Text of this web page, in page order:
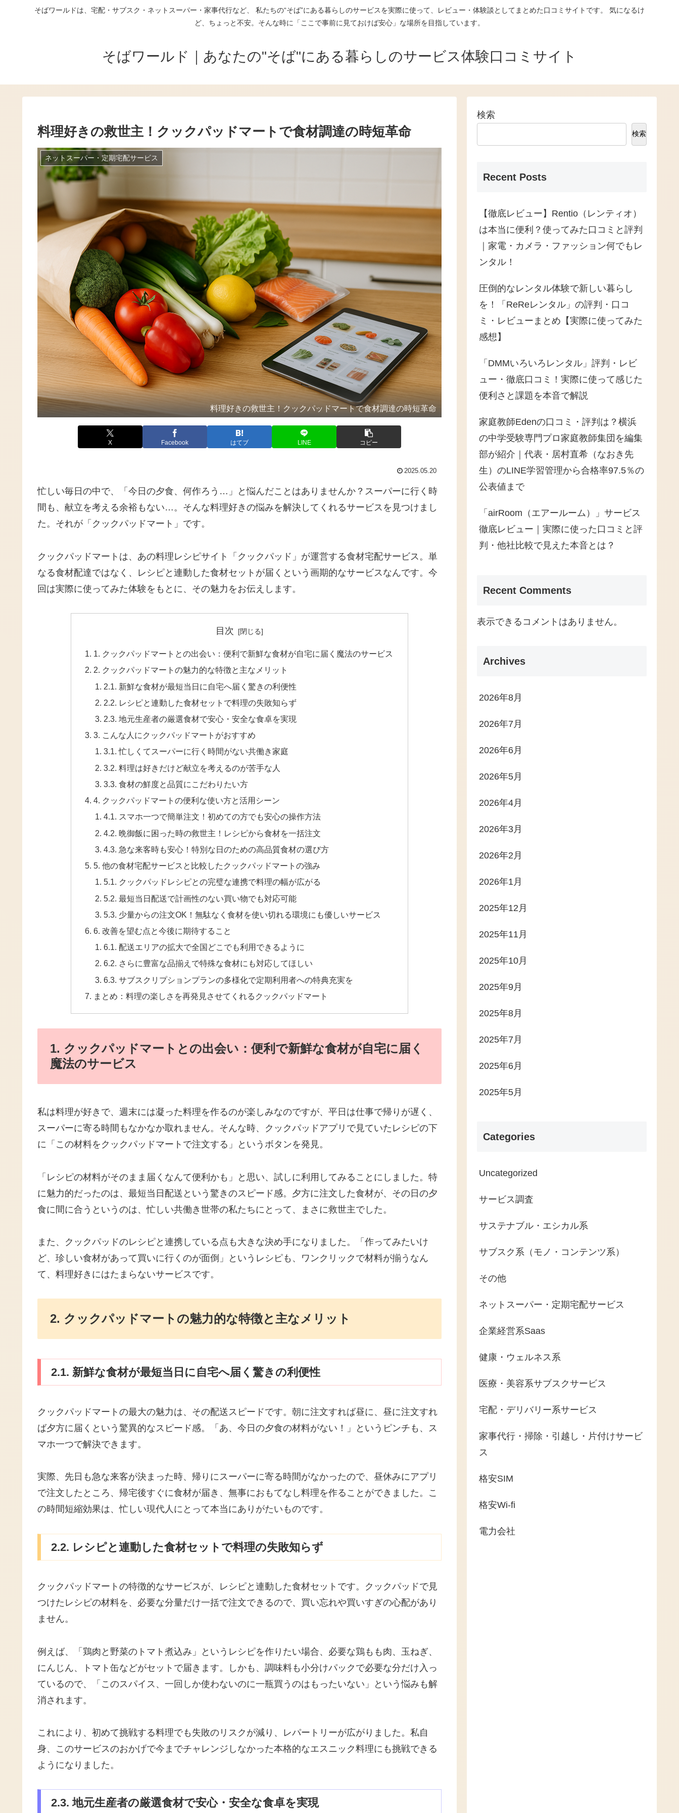
そばワールドは、宅配・サブスク・ネットスーパー・家事代行など、 私たちの“そば”にある暮らしのサービスを実際に使って、レビュー・体験談としてまとめた口コミサイトです。 気になるけ
ど、ちょっと不安。そんな時に「ここで事前に見ておけば安心」な場所を目指しています。
そばワールド｜あなたの"そば"にある暮らしのサービス体験口コミサイト
料理好きの救世主！クックパッドマートで食材調達の時短革命
ネットスーパー・定期宅配サービス
料理好きの救世主！クックパッドマートで食材調達の時短革命
X Facebook はてブ LINE コピー
2025.05.20
忙しい毎日の中で、「今日の夕食、何作ろう…」と悩んだことはありませんか？スーパーに行く時
間も、献立を考える余裕もない…。そんな料理好きの悩みを解決してくれるサービスを見つけまし
た。それが「クックパッドマート」です。
クックパッドマートは、あの料理レシピサイト「クックパッド」が運営する食材宅配サービス。単
なる食材配達ではなく、レシピと連動した食材セットが届くという画期的なサービスなんです。今
回は実際に使ってみた体験をもとに、その魅力をお伝えします。
目次
1. クックパッドマートとの出会い：便利で新鮮な食材が自宅に届く魔法のサービス
2. クックパッドマートの魅力的な特徴と主なメリット
2.1. 新鮮な食材が最短当日に自宅へ届く驚きの利便性
2.2. レシピと連動した食材セットで料理の失敗知らず
2.3. 地元生産者の厳選食材で安心・安全な食卓を実現
3. こんな人にクックパッドマートがおすすめ
3.1. 忙しくてスーパーに行く時間がない共働き家庭
3.2. 料理は好きだけど献立を考えるのが苦手な人
3.3. 食材の鮮度と品質にこだわりたい方
4. クックパッドマートの便利な使い方と活用シーン
4.1. スマホ一つで簡単注文！初めての方でも安心の操作方法
4.2. 晩御飯に困った時の救世主！レシピから食材を一括注文
4.3. 急な来客時も安心！特別な日のための高品質食材の選び方
5. 他の食材宅配サービスと比較したクックパッドマートの強み
5.1. クックパッドレシピとの完璧な連携で料理の幅が広がる
5.2. 最短当日配送で計画性のない買い物でも対応可能
5.3. 少量からの注文OK！無駄なく食材を使い切れる環境にも優しいサービス
6. 改善を望む点と今後に期待すること
6.1. 配送エリアの拡大で全国どこでも利用できるように
6.2. さらに豊富な品揃えで特殊な食材にも対応してほしい
6.3. サブスクリプションプランの多様化で定期利用者への特典充実を
まとめ：料理の楽しさを再発見させてくれるクックパッドマート
1. クックパッドマートとの出会い：便利で新鮮な食材が自宅に届く
魔法のサービス
私は料理が好きで、週末には凝った料理を作るのが楽しみなのですが、平日は仕事で帰りが遅く、
スーパーに寄る時間もなかなか取れません。そんな時、クックパッドアプリで見ていたレシピの下
に「この材料をクックパッドマートで注文する」というボタンを発見。
「レシピの材料がそのまま届くなんて便利かも」と思い、試しに利用してみることにしました。特
に魅力的だったのは、最短当日配送という驚きのスピード感。夕方に注文した食材が、その日の夕
食に間に合うというのは、忙しい共働き世帯の私たちにとって、まさに救世主でした。
また、クックパッドのレシピと連携している点も大きな決め手になりました。「作ってみたいけ
ど、珍しい食材があって買いに行くのが面倒」というレシピも、ワンクリックで材料が揃うなん
て、料理好きにはたまらないサービスです。
2. クックパッドマートの魅力的な特徴と主なメリット
2.1. 新鮮な食材が最短当日に自宅へ届く驚きの利便性
クックパッドマートの最大の魅力は、その配送スピードです。朝に注文すれば昼に、昼に注文すれ
ば夕方に届くという驚異的なスピード感。「あ、今日の夕食の材料がない！」というピンチも、ス
マホ一つで解決できます。
実際、先日も急な来客が決まった時、帰りにスーパーに寄る時間がなかったので、昼休みにアプリ
で注文したところ、帰宅後すぐに食材が届き、無事におもてなし料理を作ることができました。こ
の時間短縮効果は、忙しい現代人にとって本当にありがたいものです。
2.2. レシピと連動した食材セットで料理の失敗知らず
クックパッドマートの特徴的なサービスが、レシピと連動した食材セットです。クックパッドで見
つけたレシピの材料を、必要な分量だけ一括で注文できるので、買い忘れや買いすぎの心配があり
ません。
例えば、「鶏肉と野菜のトマト煮込み」というレシピを作りたい場合、必要な鶏もも肉、玉ねぎ、
にんじん、トマト缶などがセットで届きます。しかも、調味料も小分けパックで必要な分だけ入っ
ているので、「このスパイス、一回しか使わないのに一瓶買うのはもったいない」という悩みも解
消されます。
これにより、初めて挑戦する料理でも失敗のリスクが減り、レパートリーが広がりました。私自
身、このサービスのおかげで今までチャレンジしなかった本格的なエスニック料理にも挑戦できる
ようになりました。
2.3. 地元生産者の厳選食材で安心・安全な食卓を実現
検索
検索
Recent Posts
【徹底レビュー】Rentio（レンティオ）
は本当に便利？使ってみた口コミと評判
｜家電・カメラ・ファッション何でもレ
ンタル！
圧倒的なレンタル体験で新しい暮らし
を！「ReReレンタル」の評判・口コ
ミ・レビューまとめ【実際に使ってみた
感想】
「DMMいろいろレンタル」評判・レビ
ュー・徹底口コミ！実際に使って感じた
便利さと課題を本音で解説
家庭教師Edenの口コミ・評判は？横浜
の中学受験専門プロ家庭教師集団を編集
部が紹介｜代表・居村直希（なおき先
生）のLINE学習管理から合格率97.5％の
公表値まで
「airRoom（エアールーム）」サービス
徹底レビュー｜実際に使った口コミと評
判・他社比較で見えた本音とは？
Recent Comments
表示できるコメントはありません。
Archives
2026年8月
2026年7月
2026年6月
2026年5月
2026年4月
2026年3月
2026年2月
2026年1月
2025年12月
2025年11月
2025年10月
2025年9月
2025年8月
2025年7月
2025年6月
2025年5月
Categories
Uncategorized
サービス調査
サステナブル・エシカル系
サブスク系（モノ・コンテンツ系）
その他
ネットスーパー・定期宅配サービス
企業経営系Saas
健康・ウェルネス系
医療・美容系サブスクサービス
宅配・デリバリー系サービス
家事代行・掃除・引越し・片付けサービ
ス
格安SIM
格安Wi-fi
電力会社